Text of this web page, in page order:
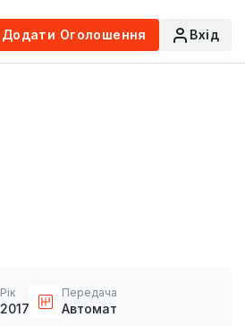
Додати Оголошення Вхід
Рік
2017
Передача
Автомат